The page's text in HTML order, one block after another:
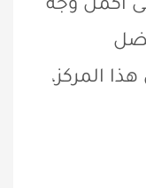
أكمل وجه
المركز،